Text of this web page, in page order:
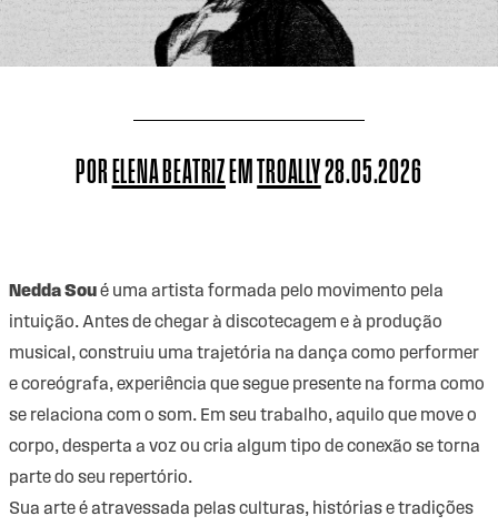
PORELENA BEATRIZEMTROALLY28.05.2026
Nedda Soué uma artista formada pelo movimento pela
intuição. Antes de chegar à discotecagem e à produção
musical, construiu uma trajetória na dança como performer
e coreógrafa, experiência que segue presente na forma como
se relaciona com o som. Em seu trabalho, aquilo que move o
corpo, desperta a voz ou cria algum tipo de conexão se torna
parte do seu repertório.
Sua arte é atravessada pelas culturas, histórias e tradições